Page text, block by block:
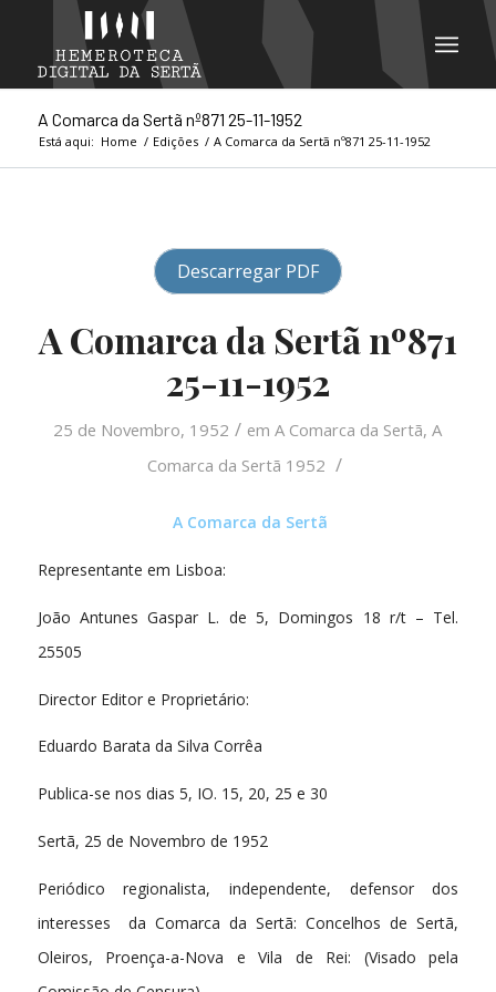
A Comarca da Sertã nº871 25-11-1952
Está aqui: Home / Edições / A Comarca da Sertã nº871 25-11-1952
Descarregar PDF
A Comarca da Sertã nº871
25-11-1952
25 de Novembro, 1952 / emA Comarca da Sertã,A
Comarca da Sertã 1952 /
A Comarca da Sertã
Representante em Lisboa:
João Antunes Gaspar L. de 5, Domingos 18 r/t – Tel.
25505
Director Editor e Proprietário:
Eduardo Barata da Silva Corrêa
Publica-se nos dias 5, IO. 15, 20, 25 e 30
Sertã, 25 de Novembro de 1952
Periódico regionalista, independente, defensor dos
interesses da Comarca da Sertã: Concelhos de Sertã,
Oleiros, Proença-a-Nova e Vila de Rei: (Visado pela